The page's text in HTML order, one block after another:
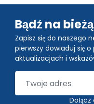
Bądź na
Zapisz się do naszego
pierwszy dowiaduj się
aktualizacjach i